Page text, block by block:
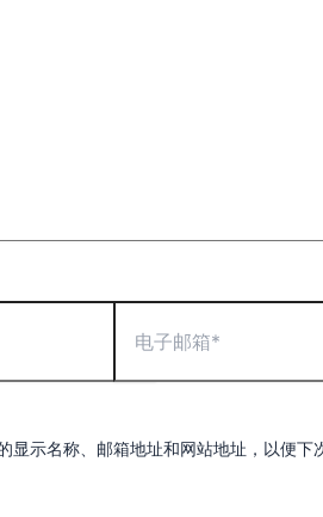
箱
显示名称、邮箱地址和网站地址，以便下